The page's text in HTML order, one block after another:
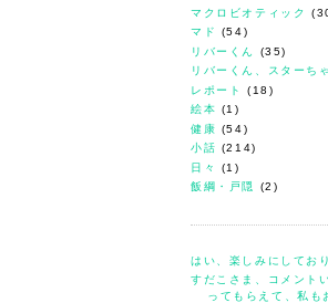
マクロビオティック
マド
(54)
リバーくん
(35)
リバーくん、スターち
レポート
(18)
絵本 (1)
健康 (54)
小話 (214)
日々
(1)
飯綱・戸隠
(2)
はい、楽しみにしてお
すだこさま、コメント
ってもらえて、私も